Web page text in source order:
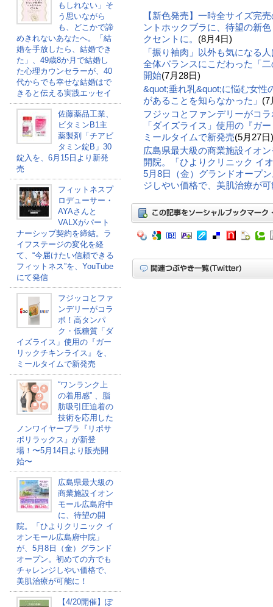
もしれない」そ
う思いながら
も、どこかで諦
めきれないあなたへ。「結
婚を手放したら、結婚でき
た」、49歳8か月で結婚し
た心理カウンセラーが、40
代からでも幸せな結婚はで
きると伝える実践エッセイ
佐藤薬品工業、
ビタミンB1主
薬製剤「チアビ
タミン錠B」30
錠入を、6月15日より新発
売
フィットネスプ
ロデューサー・
AYAさんと
VALXがパート
ナーシップ契約を締結。ラ
イフステージの変化を経
て、“今届けたい信頼できる
フィットネス”を、YouTube
にて発信
フジッコとファ
ンデリーがコラ
ボ！高タンパ
ク・低糖質「ダ
イズライス」使用の『ガー
リックチキンライス』を、
ミールタイムで新発売
“ワンランク上
の着用感” 、脂
肪吸引圧迫着の
技術を応用した
ノンワイヤーブラ『リポサ
ポリラックス』が新登
場！〜5月14日より販売開
始〜
広島県最大級の
商業施設イオン
モール広島府中
に、待望の開
院。「ひよりクリニック イ
オンモール広島府中院」
が、5月8日（金）グランド
オープン。初めての方でも
チャレンジしやい価格で、
美肌治療が可能に！
【4/20開催】ぽ
【新色発売】一時全サイズ完
ントホックブラに、待望の新
クセントに。 (8月4日)
「振り袖肉」以外も気になる
全体バランスにこだわった「
開始(7月28日)
&quot;垂れ乳&quot;に悩む女性
があることを知らなかった」 (7
フジッコとファンデリーがコ
「ダイズライス」使用の『ガ
ミールタイムで新発売(5月27日)
広島県最大級の商業施設イオ
開院。「ひよりクリニック イ
5月8日（金）グランドオープ
ジしやい価格で、美肌治療が